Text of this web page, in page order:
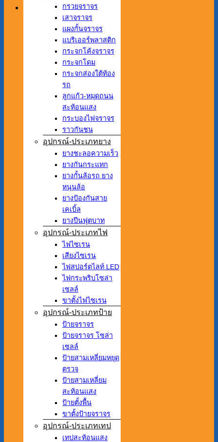
กรวยจราจร
เสาจราจร
แผงกั้นจราจร
แบริเออร์พลาสติก
กระจกโค้งจราจร
กระจกโดม
กระจกส่องใต้ท้อง
รถ
ลูกแก้ว-หมุดถนน
สะท้อนแสง
กระบองไฟจราจร
ราวกันชน
อุปกรณ์-ประเภทยาง
ยางชะลอความเร็ว
ยางกันกระแทก
ยางกั้นล้อรถ ยาง
หนุนล้อ
ยางป้องกันสาย
เคเบิ้ล
ยางปีนฟุตบาท
อุปกรณ์-ประเภทไฟ
ไฟไซเรน
เสียงไซเรน
ไฟสปอร์ตไลท์ LED
ไฟกระพริบโซล่า
เซลล์
ขาตั้งไฟไซเรน
อุปกรณ์-ประเภทป้าย
ป้ายจราจร
ป้ายจราจร โซล่า
เซลล์
ป้ายสามเหลี่ยมหยุด
ตรวจ
ป้ายสามเหลี่ยม
สะท้อนแสง
ป้ายตั้งพื้น
ขาตั้งป้ายจราจร
อุปกรณ์-ประเภทเทป
เทปสะท้อนแสง